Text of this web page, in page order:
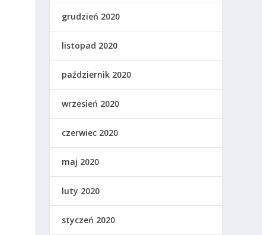
grudzień 2020
listopad 2020
październik 2020
wrzesień 2020
czerwiec 2020
maj 2020
luty 2020
styczeń 2020